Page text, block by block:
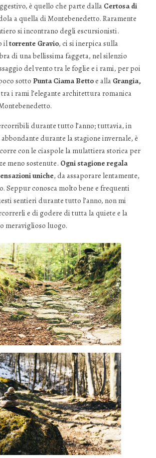
è quello che parte dalla Certosa di
a quella di Montebenedetto. Raramente
si incontrano degli escursionisti.
iltorrente Gravio, ci si inerpica sulla
di una bellissima faggeta, nel silenzio
del vento tra le foglie e i rami, per poi
sotto Punta Ciama Bettoe alla Grangia,
i rami l’elegante architettura romanica
durante tutto l’anno; tuttavia, in
durante la stagione invernale, è
con le ciaspole la mulattiera storica per
meno sostenute. Ogni stagione regala
uniche, da assaporare lentamente,
Seppur conosca molto bene e frequenti
sentieri durante tutto l’anno, non mi
e di godere di tutta la quiete e la
meraviglioso luogo.